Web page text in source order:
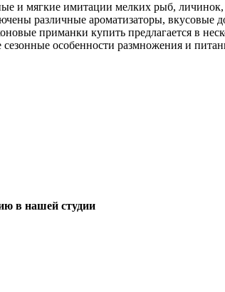
и мягкие имитации мелких рыб,
различные ароматизаторы,
приманки купить предлагается в
сезонные особенности размножения и
в нашей студии